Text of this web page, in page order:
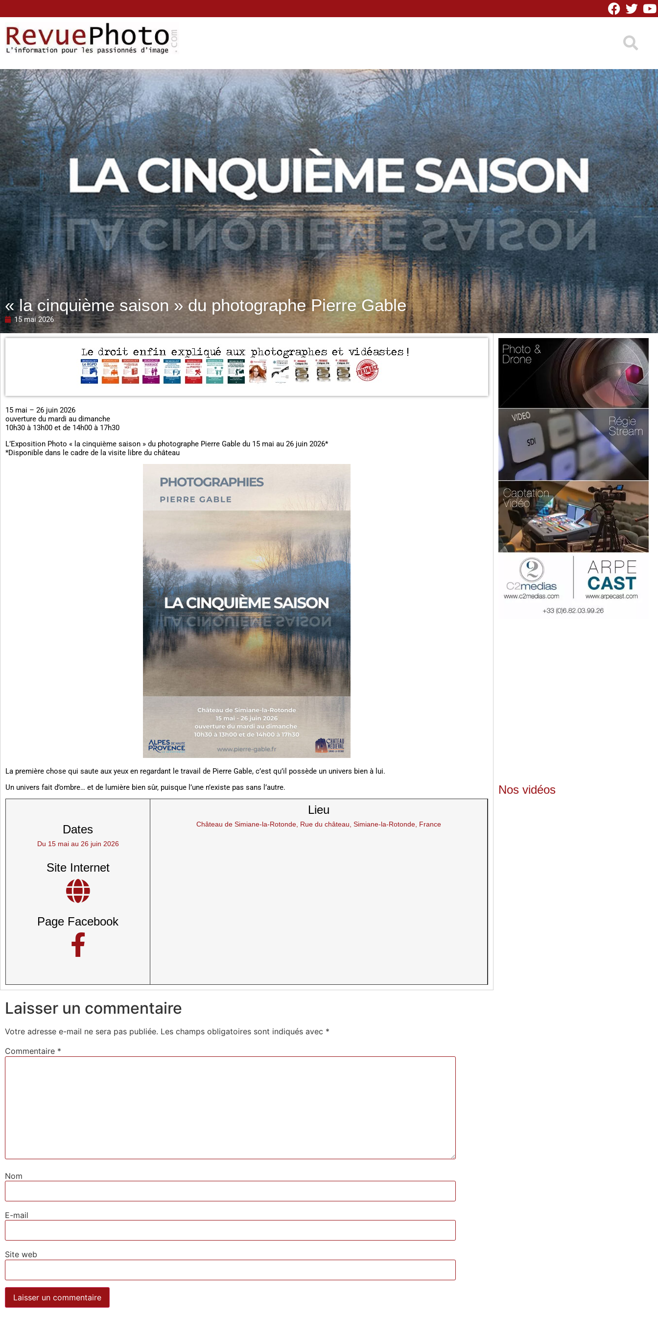
« la cinquième saison » du photographe Pierre Gable
15 mai 2026
15 mai – 26 juin 2026
ouverture du mardi au dimanche
10h30 à 13h00 et de 14h00 à 17h30
L’Exposition Photo « la cinquième saison » du photographe Pierre Gable du 15 mai au 26 juin 2026*
*Disponible dans le cadre de la visite libre du château
La première chose qui saute aux yeux en regardant le travail de Pierre Gable, c’est qu’il possède un univers bien à lui.
Un univers fait d’ombre… et de lumière bien sûr, puisque l’une n’existe pas sans l’autre.
Dates
Du 15 mai au 26 juin 2026
Site Internet
Page Facebook
Lieu
Château de Simiane-la-Rotonde, Rue du château, Simiane-la-Rotonde, France
Nos vidéos
Laisser un commentaire
Votre adresse e-mail ne sera pas publiée. Les champs obligatoires sont indiqués avec *
Commentaire *
Nom
E-mail
Site web